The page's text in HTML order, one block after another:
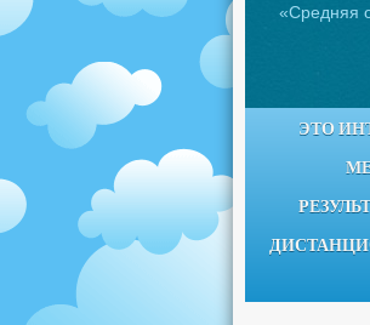
«Средняя
ЭТО